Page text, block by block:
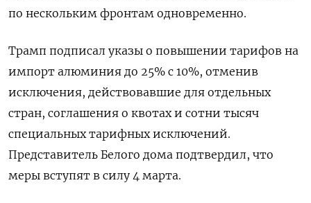
по нескольким фронтам одновременно.
Трамп подписал указы о повышении тарифов на
импорт алюминия до 25% с 10%, отменив
исключения, действовавшие для отдельных
стран, соглашения о квотах и сотни тысяч
специальных тарифных исключений.
Представитель Белого дома подтвердил, что
меры вступят в силу 4 марта.